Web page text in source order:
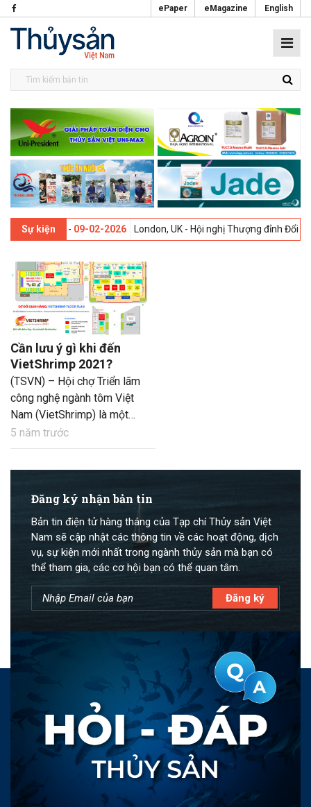
ePaper eMagazine English
Sự kiện
lần thứ 13 - 09-02-2026 London, UK - Hội nghị Thượng đỉnh Đổi mới
Cần lưu ý gì khi đến
VietShrimp 2021?
(TSVN) – Hội chợ Triển lãm
công nghệ ngành tôm Việt
Nam (VietShrimp) là một
trong những “sân chơi” lớn
của ngành thủy sản. Hội chợ
quan tâm của đông đảo
những người hoạt động
trong ngành thủy sản cả
nước và thế giới. Hai ngày
nữa, VietShrimp 2021 chính
Hội chợ đạt hiệu quả cao, có
rất nhiều điểm cần lưu ý.
5 năm trước
Đăng ký nhận bản tin
Bản tin điện tử hàng tháng của Tạp chí Thủy sản Việt
Nam sẽ cập nhật các thông tin về các hoạt động, dịch
vụ, sự kiện mới nhất trong ngành thủy sản mà bạn có
thể tham gia, các cơ hội bạn có thể quan tâm.